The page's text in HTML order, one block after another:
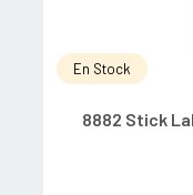
En Stock
8882 Stick